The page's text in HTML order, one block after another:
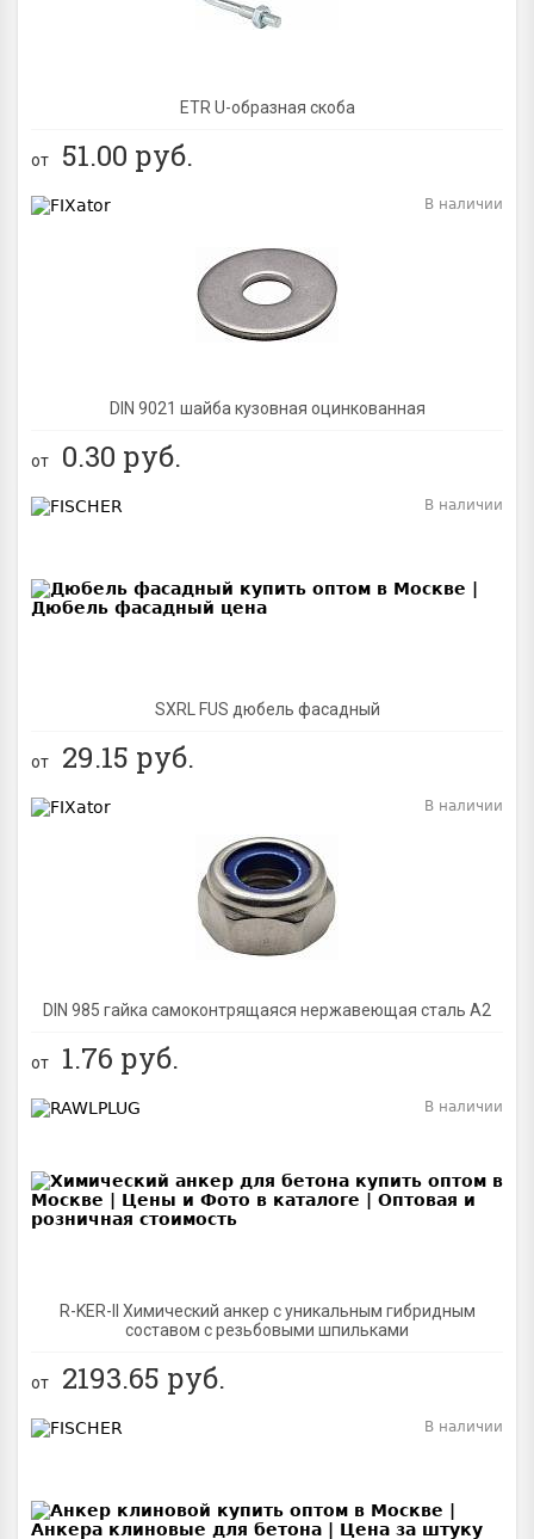
ETR U-образная скоба
от 51.00 руб.
DIN 9021 шайба кузовная оцинкованная
В наличии
от 0.30 руб.
SXRL FUS дюбель фасадный
В наличии
от 29.15 руб.
DIN 985 гайка самоконтрящаяся нержавеющая сталь A2
В наличии
от 1.76 руб.
R-KER-II Химический анкер с уникальным гибридным
составом с резьбовыми шпильками
В наличии
от 2193.65 руб.
В наличии